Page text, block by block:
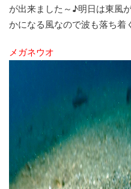
が出来ました～♪明日は東風
かになる風なので波も落ち着
メガネウオ